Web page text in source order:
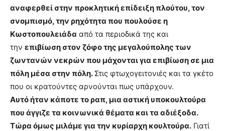
αναφερθεί στην προκλητική επίδειξη πλούτου, τον
σνομπισμό, την ρηχότητα που πουλούσε η
Κωστοπουλειάδα από τα περιοδικά της και
την επιβίωση στον ζόφο της μεγαλούπολης των
ζωντανών νεκρών που μάχονται για επιβίωση σε μια
πόλη μέσα στην πόλη. Στις φτωχογειτονιές και τα γκέτο
που οι κρατούντες αρνούνται πως υπάρχουν.
Αυτό ήταν κάποτε το ραπ, μια αστική υποκουλτούρα
που άγγιζε τα κοινωνικά θέματα και τα αδιέξοδα.
Τώρα όμως μιλάμε για την κυρίαρχη κουλτούρα. Γιατί